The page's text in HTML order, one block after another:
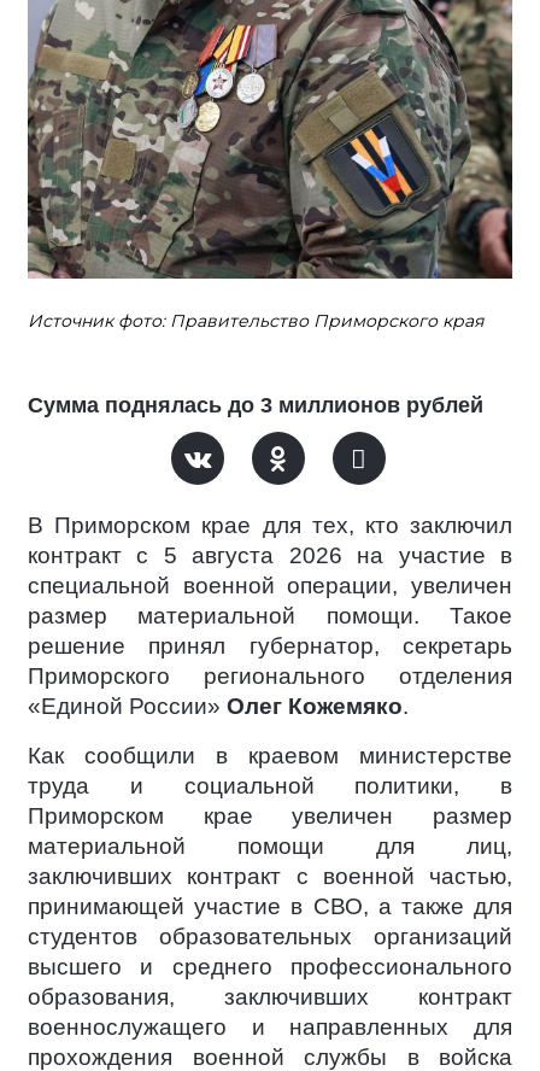
Источник фото: Правительство Приморского края
Сумма поднялась до 3 миллионов рублей
В Приморском крае для тех, кто заключил
контракт c 5 августа 2026 на участие в
специальной военной операции, увеличен
размер материальной помощи. Такое
решение принял губернатор, секретарь
Приморского регионального отделения
«Единой России» Олег Кожемяко.
Как сообщили в краевом министерстве
труда и социальной политики, в
Приморском крае увеличен размер
материальной помощи для лиц,
заключивших контракт с военной частью,
принимающей участие в СВО, а также для
студентов образовательных организаций
высшего и среднего профессионального
образования, заключивших контракт
военнослужащего и направленных для
прохождения военной службы в войска